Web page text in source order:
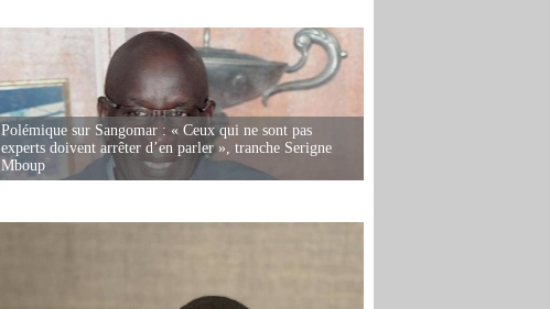
Polémique sur Sangomar : « Ceux qui ne sont pas
experts doivent arrêter d’en parler », tranche Serigne
Mboup